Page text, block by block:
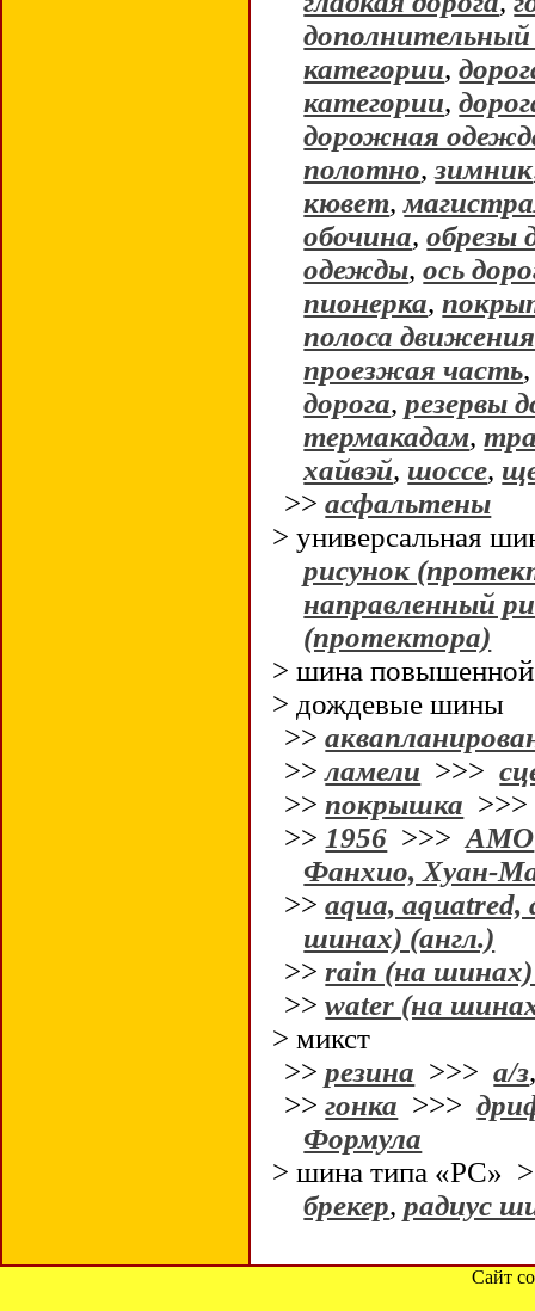
категории,
категории,
дорожная
полотно,зимник
кювет,
обочина,обрезы
одежды,ось
пионерка,
полоса движения
проезжая часть
дорога,резервы
термакадам,
хайвэй, шоссе,
>>асфальтены
> универсальная
рисунок
направленный
(протектора)
> шина
> дождевые шины
>>
>>ламели >>>
>>покрышка
>> 1956 >>>АМО
Фанхио, Хуан-
>>aqua,
шинах) (англ.)
>>rain (на шинах)
>>water (на
> микст
>>резина >>>а/з
>>гонка >>>
Формула
> шина типа «РС»
брекер,радиус
Сайт